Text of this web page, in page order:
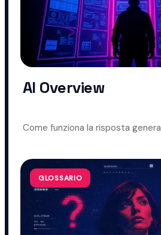
AI Overview
Come funziona la risposta
GLOSSARIO